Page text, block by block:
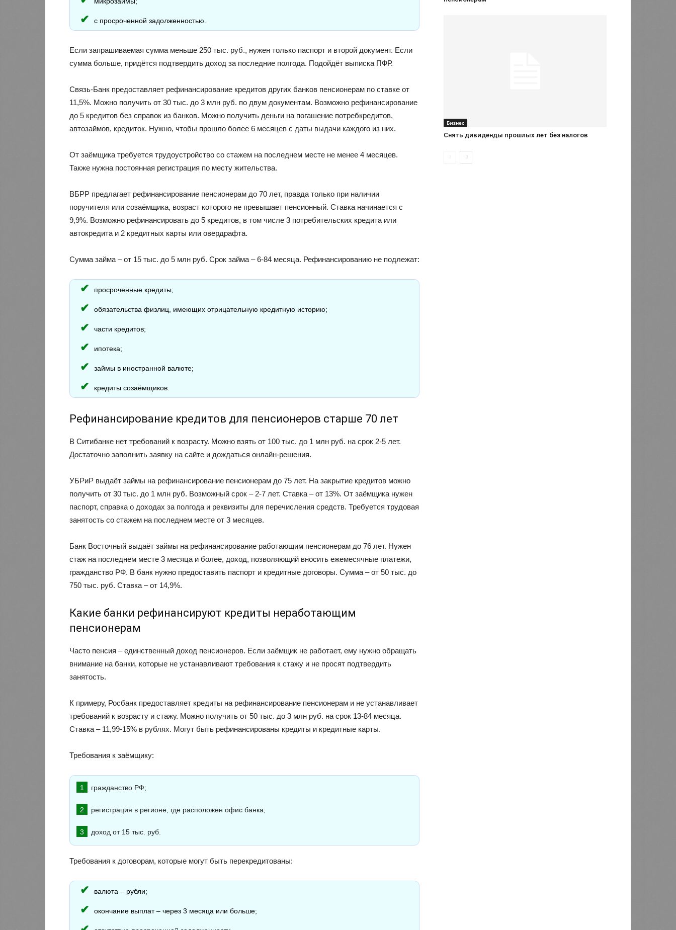
с просроченной задолженностью.
Если запрашиваемая сумма меньше 250 тыс. руб., нужен только паспорт и второй документ. Если
сумма больше, придётся подтвердить доход за последние полгода. Подойдёт выписка ПФР.
Связь-Банк предоставляет рефинансирование кредитов других банков пенсионерам по ставке от
11,5%. Можно получить от 30 тыс. до 3 млн руб. по двум документам. Возможно рефинансирование
до 5 кредитов без справок из банков. Можно получить деньги на погашение потребкредитов,
автозаймов, кредиток. Нужно, чтобы прошло более 6 месяцев с даты выдачи каждого из них.
От заёмщика требуется трудоустройство со стажем на последнем месте не менее 4 месяцев.
Также нужна постоянная регистрация по месту жительства.
ВБРР предлагает рефинансирование пенсионерам до 70 лет, правда только при наличии
поручителя или созаёмщика, возраст которого не превышает пенсионный. Ставка начинается с
9,9%. Возможно рефинансировать до 5 кредитов, в том числе 3 потребительских кредита или
автокредита и 2 кредитных карты или овердрафта.
Сумма займа – от 15 тыс. до 5 млн руб. Срок займа – 6-84 месяца. Рефинансированию не подлежат:
просроченные кредиты;
обязательства физлиц, имеющих отрицательную кредитную историю;
части кредитов;
ипотека;
займы в иностранной валюте;
кредиты созаёмщиков.
Рефинансирование кредитов для пенсионеров старше 70 лет
В Ситибанке нет требований к возрасту. Можно взять от 100 тыс. до 1 млн руб. на срок 2-5 лет.
Достаточно заполнить заявку на сайте и дождаться онлайн-решения.
УБРиР выдаёт займы на рефинансирование пенсионерам до 75 лет. На закрытие кредитов можно
получить от 30 тыс. до 1 млн руб. Возможный срок – 2-7 лет. Ставка – от 13%. От заёмщика нужен
паспорт, справка о доходах за полгода и реквизиты для перечисления средств. Требуется трудовая
занятость со стажем на последнем месте от 3 месяцев.
Банк Восточный выдаёт займы на рефинансирование работающим пенсионерам до 76 лет. Нужен
стаж на последнем месте 3 месяца и более, доход, позволяющий вносить ежемесячные платежи,
гражданство РФ. В банк нужно предоставить паспорт и кредитные договоры. Сумма – от 50 тыс. до
750 тыс. руб. Ставка – от 14,9%.
Какие банки рефинансируют кредиты неработающим
пенсионерам
Часто пенсия – единственный доход пенсионеров. Если заёмщик не работает, ему нужно обращать
внимание на банки, которые не устанавливают требования к стажу и не просят подтвердить
занятость.
К примеру, Росбанк предоставляет кредиты на рефинансирование пенсионерам и не устанавливает
требований к возрасту и стажу. Можно получить от 50 тыс. до 3 млн руб. на срок 13-84 месяца.
Ставка – 11,99-15% в рублях. Могут быть рефинансированы кредиты и кредитные карты.
Требования к заёмщику:
гражданство РФ;
регистрация в регионе, где расположен офис банка;
доход от 15 тыс. руб.
Требования к договорам, которые могут быть перекредитованы:
валюта – рубли;
окончание выплат – через 3 месяца или больше;
Бизнес
Снять дивиденды прошлых лет без налогов